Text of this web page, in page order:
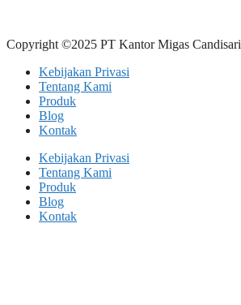
Copyright ©2025 PT Kantor Migas Candisari
Kebijakan Privasi
Tentang Kami
Produk
Blog
Kontak
Kebijakan Privasi
Tentang Kami
Produk
Blog
Kontak